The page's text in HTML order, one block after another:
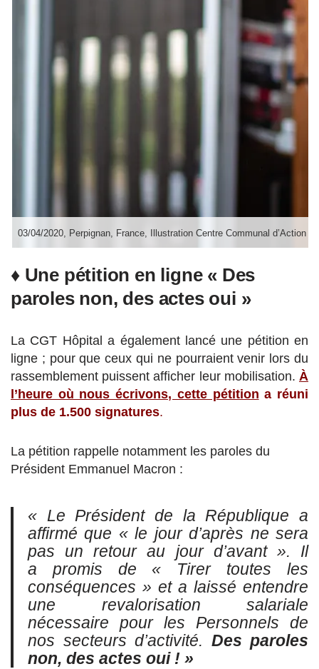
03/04/2020, Perpignan, France, Illustration Centre Communal d’Action
♦ Une pétition en ligne « Des
paroles non, des actes oui »
La CGT Hôpital a également lancé une pétition en
ligne ; pour que ceux qui ne pourraient venir lors du
rassemblement puissent afficher leur mobilisation. À
l’heure où nous écrivons, cette pétition a réuni
plus de 1.500 signatures.
La pétition rappelle notamment les paroles du
Président Emmanuel Macron :
« Le Président de la République a
affirmé que « le jour d’après ne sera
pas un retour au jour d’avant ». Il
a promis de « Tirer toutes les
conséquences » et a laissé entendre
une revalorisation salariale
nécessaire pour les Personnels de
nos secteurs d’activité. Des paroles
non, des actes oui ! »